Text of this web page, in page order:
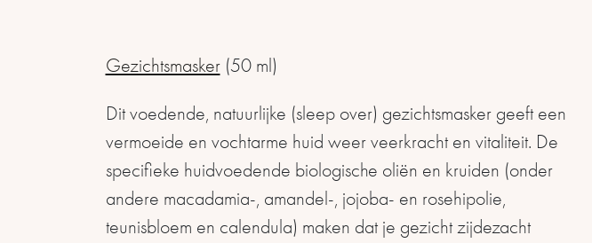
Gezichtsmasker(50 ml)
Dit voedende, natuurlijke (sleep over) gezichtsmasker geeft een
vermoeide en vochtarme huid weer veerkracht en vitaliteit. De
specifieke huidvoedende biologische oliën en kruiden (onder
andere macadamia-, amandel-, jojoba- en rosehipolie,
teunisbloem en calendula) maken dat je gezicht zijdezacht